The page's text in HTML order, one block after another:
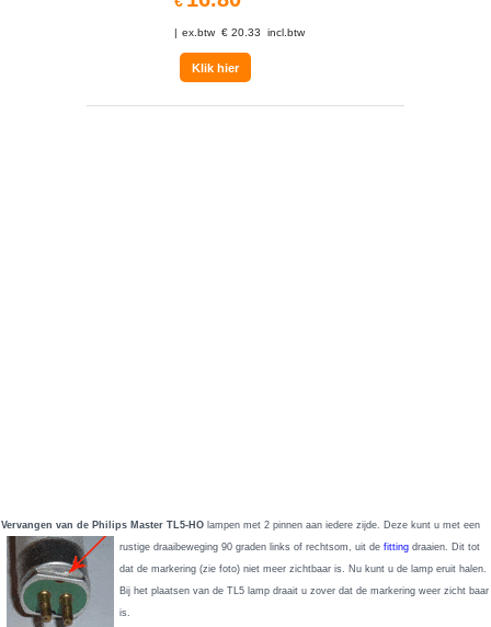
ex.btw € 20.33 incl.btw
Klik hier
Vervangen van de Philips Master TL5-HO lampen met 2 pinnen aan iedere zijde. Deze kunt u met een
rustige draaibeweging 90 graden links of rechtsom, uit de fitting draaien. Dit tot
dat de markering (zie foto) niet meer zichtbaar is. Nu kunt u de lamp eruit halen.
Bij het plaatsen van de TL5 lamp draait u zover dat de markering weer zicht baar
is.